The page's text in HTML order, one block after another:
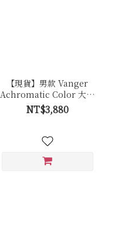
【現貨】男款 Vanger
Achromatic Color 大地
原色休閒鞋－Ca001皚白
色(牛皮)
NT$3,880